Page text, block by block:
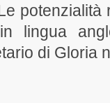
lingua
di Gloria